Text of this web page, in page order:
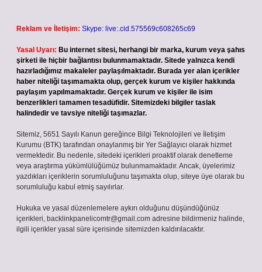
Reklam ve İletişim: Skype: live:.cid.575569c608265c69
Yasal Uyarı: Bu internet sitesi, herhangi bir marka, kurum veya şahıs
şirketi ile hiçbir bağlantısı bulunmamaktadır. Sitede yalnızca kendi
hazırladığımız makaleler paylaşılmaktadır. Burada yer alan içerikler
haber niteliği taşımamakta olup, gerçek kurum ve kişiler hakkında
paylaşım yapılmamaktadır. Gerçek kurum ve kişiler ile isim
benzerlikleri tamamen tesadüfidir. Sitemizdeki bilgiler taslak
halindedir ve tavsiye niteliği taşımazlar.
Sitemiz, 5651 Sayılı Kanun gereğince Bilgi Teknolojileri ve İletişim
Kurumu (BTK) tarafından onaylanmış bir Yer Sağlayıcı olarak hizmet
vermektedir. Bu nedenle, sitedeki içerikleri proaktif olarak denetleme
veya araştırma yükümlülüğümüz bulunmamaktadır. Ancak, üyelerimiz
yazdıkları içeriklerin sorumluluğunu taşımakta olup, siteye üye olarak bu
sorumluluğu kabul etmiş sayılırlar.
Hukuka ve yasal düzenlemelere aykırı olduğunu düşündüğünüz
içerikleri, backlinkpanelicomtr@gmail.com adresine bildirmeniz halinde,
ilgili içerikler yasal süre içerisinde sitemizden kaldırılacaktır.